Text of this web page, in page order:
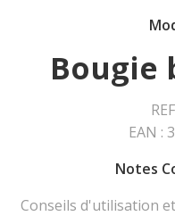
Bougie
EAN :
Notes
Conseils d'utilisation